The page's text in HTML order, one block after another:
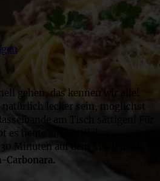
gehen, das kennen wir alle!
lecker sein, möglichst
am Tisch sättigen! Für
es heute ein köstliches
Minuten auf dem Tisch habt:
Carbonara.